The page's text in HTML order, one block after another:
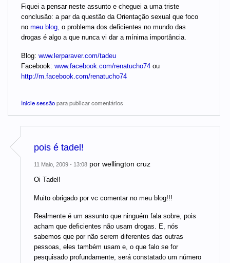
Fiquei a pensar neste assunto e cheguei a uma triste
conclusão: a par da questão da Orientação sexual que foco
no meu blog, o problema dos deficientes no mundo das
drogas é algo a que nunca vi dar a mínima importância.
Blog: www.lerparaver.com/tadeu
Facebook: www.facebook.com/renatucho74 ou
http://m.facebook.com/renatucho74
Inicie sessãopara publicar comentários
pois é tadel!
11 Maio, 2009 - 13:08 por wellington cruz
Oi Tadel!
Muito obrigado por vc comentar no meu blog!!!
Realmente é um assunto que ninguém fala sobre, pois
acham que deficientes não usam drogas. E, nós
sabemos que por não serem diferentes das outras
pessoas, eles também usam e, o que falo se for
pesquisado profundamente, será constatado um número